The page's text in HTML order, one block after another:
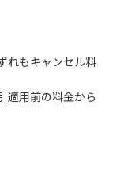
気をつけてくだ
ていただきま
さい。ただし、
してください。
れもキャンセル料
適用前の料金から